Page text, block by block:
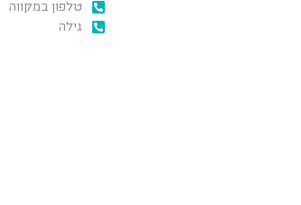
טלפון במקווה
גילה